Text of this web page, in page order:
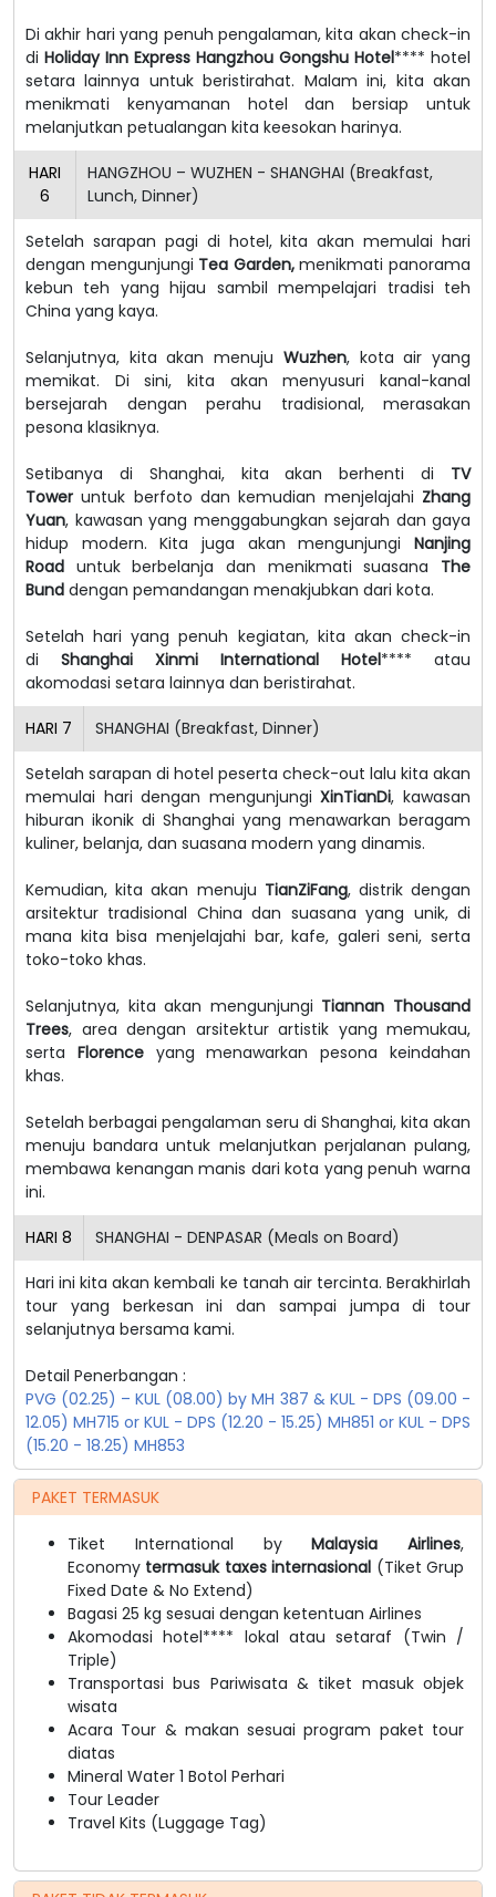
Di akhir hari yang penuh pengalaman, kita akan check-in
di Holiday Inn Express Hangzhou Gongshu Hotel**** hotel
setara lainnya untuk beristirahat. Malam ini, kita akan
menikmati kenyamanan hotel dan bersiap untuk
melanjutkan petualangan kita keesokan harinya.
HARI
6
HANGZHOU – WUZHEN - SHANGHAI (Breakfast,
Lunch, Dinner)
Setelah sarapan pagi di hotel, kita akan memulai hari
dengan mengunjungi Tea Garden,menikmati panorama
kebun teh yang hijau sambil mempelajari tradisi teh
China yang kaya.
Selanjutnya, kita akan menuju Wuzhen, kota air yang
memikat. Di sini, kita akan menyusuri kanal-kanal
bersejarah dengan perahu tradisional, merasakan
pesona klasiknya.
Setibanya di Shanghai, kita akan berhenti di TV
Tower untuk berfoto dan kemudian menjelajahi Zhang
Yuan, kawasan yang menggabungkan sejarah dan gaya
hidup modern. Kita juga akan mengunjungi Nanjing
Road untuk berbelanja dan menikmati suasana The
Bund dengan pemandangan menakjubkan dari kota.
Setelah hari yang penuh kegiatan, kita akan check-in
di Shanghai Xinmi International Hotel**** atau
akomodasi setara lainnya dan beristirahat.
HARI 7 SHANGHAI (Breakfast, Dinner)
Setelah sarapan di hotel peserta check-out lalu kita akan
memulai hari dengan mengunjungiXinTianDi, kawasan
hiburan ikonik di Shanghai yang menawarkan beragam
kuliner, belanja, dan suasana modern yang dinamis.
Kemudian, kita akan menuju TianZiFang, distrik dengan
arsitektur tradisional China dan suasana yang unik, di
mana kita bisa menjelajahi bar, kafe, galeri seni, serta
toko-toko khas.
Selanjutnya, kita akan mengunjungi Tiannan Thousand
Trees, area dengan arsitektur artistik yang memukau,
serta Florenceyang menawarkan pesona keindahan
khas.
Setelah berbagai pengalaman seru di Shanghai, kita akan
menuju bandara untuk melanjutkan perjalanan pulang,
membawa kenangan manis dari kota yang penuh warna
ini.
HARI 8 SHANGHAI - DENPASAR (Meals on Board)
Hari ini kita akan kembali ke tanah air tercinta. Berakhirlah
tour yang berkesan ini dan sampai jumpa di tour
selanjutnya bersama kami.
Detail Penerbangan :
PVG (02.25) – KUL (08.00) by MH 387 & KUL - DPS (09.00 -
12.05) MH715 or KUL - DPS (12.20 - 15.25) MH851 or KUL - DPS
(15.20 - 18.25) MH853
PAKET TERMASUK
Tiket International byMalaysia Airlines,
Economy termasuk taxes internasional (Tiket Grup
Fixed Date & No Extend)
Bagasi 25 kg sesuai dengan ketentuan Airlines
Akomodasi hotel**** lokal atau setaraf (Twin /
Triple)
Transportasi bus Pariwisata & tiket masuk objek
wisata
Acara Tour & makan sesuai program paket tour
diatas
Mineral Water 1 Botol Perhari
Tour Leader
Travel Kits (Luggage Tag)